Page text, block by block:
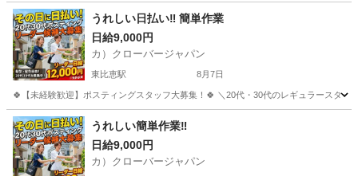
うれしい日払い‼ 簡単作業
日給9,000円
カ）クローバージャパン
東比恵駅 8月7日
🍀【未経験歓迎】ポスティングスタッフ大募集！🍀 ＼20代・30代のレギュラースタ
福岡 福岡市 東比恵駅 軽作業
うれしい簡単作業‼
日給9,000円
カ）クローバージャパン